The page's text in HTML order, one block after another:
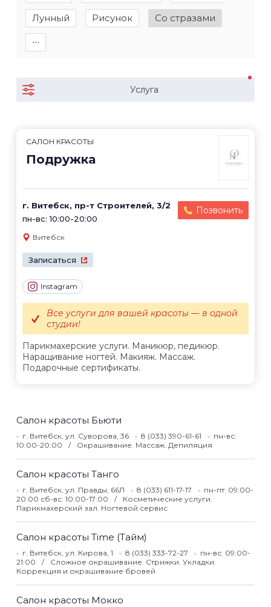
Лунный Рисунок Со стразами
∙∙∙
Услуга
САЛОН КРАСОТЫ
Подружка
г. Витебск, пр-т Строителей, 3/2
пн-вс: 10:00-20:00
Позвонить
Витебск
Записаться
Instagram
Парикмахерские услуги. Маникюр, педикюр.
Наращивание ногтей. Макияж. Массаж.
Подарочные сертификаты.
Все услуги для вашей красоты — в одной
студии!
Салон красоты Бьюти
г. Витебск, ул. Суворова, 36 8 (033) 390-61-61
пн-вс:
10:00-20:00
Окрашивание. Массаж. Депиляция
Салон красоты Танго
г. Витебск, ул. Правды, 66Л 8 (033) 611-17-17
пн-пт: 09:00-
20:00 сб-вс: 10:00-17:00
Косметические услуги.
Парикмахерский зал. Ногтевой сервис
Салон красоты Time (Тайм)
г. Витебск, ул. Кирова, 1 8 (033) 333-72-27
пн-вс: 09:00-
21:00
Сложное окрашивание. Стрижки. Укладки.
Коррекция и окрашивание бровей
Салон красоты Мокко